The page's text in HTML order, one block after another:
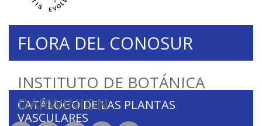
INSTITUTO DE BOTÁNICA
DARWINION
FLORA DEL CONOSUR
CATÁLOGO DE LAS PLANTAS
VASCULARES